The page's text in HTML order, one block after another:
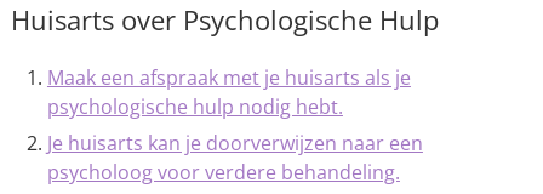
Huisarts over Psychologische Hulp
Maak een afspraak met je huisarts als je
psychologische hulp nodig hebt.
Je huisarts kan je doorverwijzen naar een
psycholoog voor verdere behandeling.